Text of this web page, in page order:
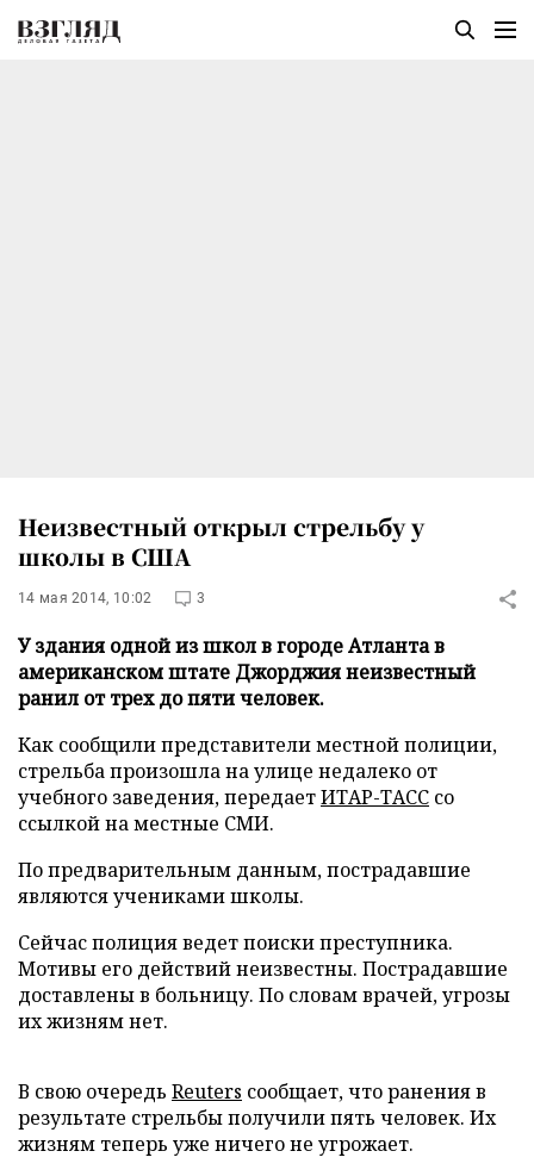
Неизвестный открыл стрельбу у
школы в США
14 мая 2014, 10:02 3
У здания одной из школ в городе Атланта в
американском штате Джорджия неизвестный
ранил от трех до пяти человек.
Как сообщили представители местной полиции,
стрельба произошла на улице недалеко от
учебного заведения, передаетИТАР-ТАСС со
ссылкой на местные СМИ.
По предварительным данным, пострадавшие
являются учениками школы.
Сейчас полиция ведет поиски преступника.
Мотивы его действий неизвестны. Пострадавшие
доставлены в больницу. По словам врачей, угрозы
их жизням нет.
В свою очередь Reuters сообщает, что ранения в
результате стрельбы получили пять человек. Их
жизням теперь уже ничего не угрожает.